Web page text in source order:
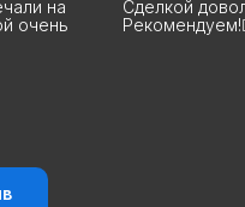
Сделкой доволен,
Рекомендуем!👍🏻